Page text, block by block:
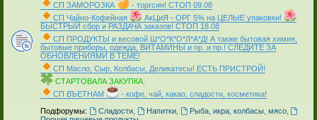
СП ЗАМОРОЗКА
- торгсин! СТОП 09.08
СП Чайно-Кофейная
АкЦиЯ - ОРГ 5% на ЦЕЛЫЕ упаковки!
БЫСТРЫЙ сбор и РАЗДАЧА заказов! СТОП 18.08
СП ПРОДУКТЫ и весовой Ш*О*К*О*Л*А*Д! А также бытовая химия,
бытовые приборы, одежда, ВИТАМИНЫ и пр. и пр.! СЛЕДИТЕ ЗА
ОБНОВЛЕНИЯМИ В ТЕМЕ!
СП Масло, Сыр, Колбасы, Деликатесы! ЕСТЬ ПРИСТРОЙ!
СТАРТОВАЛА ЗАКУПКА:
СП ВЪЕТНАМ
- кофе, чай, какао, сладости, косметика!
Подфорумы: Сладости, Напитки, Рыба, икра, колбасы, мясо,